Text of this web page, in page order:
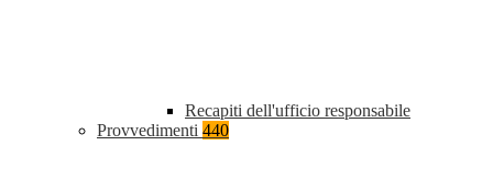
Recapiti dell'ufficio responsabile
Provvedimenti 440